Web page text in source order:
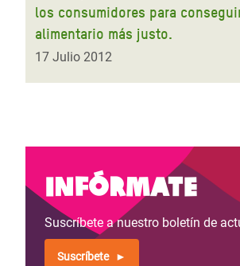
los consumidores para
alimentario más justo.
17 Julio 2012
Infórmate
Suscríbete a nuestro boletín de
Suscríbete